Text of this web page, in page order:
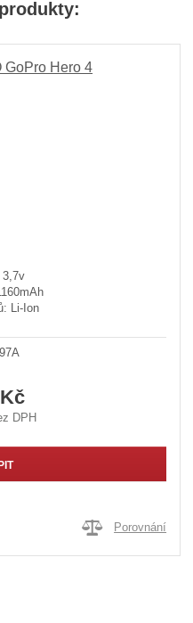
GoPro Hero 4
3,7v
Li-Ion
DPH
Porovnání